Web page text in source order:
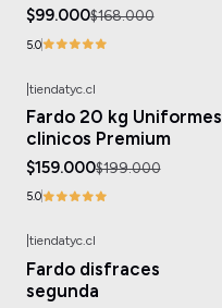
$99.000$168.000
5.0
Agotado
tiendatyc.cl
Fardo 20 kg Uniformes
clinicos Premium
$159.000$199.000
5.0
tiendatyc.cl
Fardo disfraces
segunda